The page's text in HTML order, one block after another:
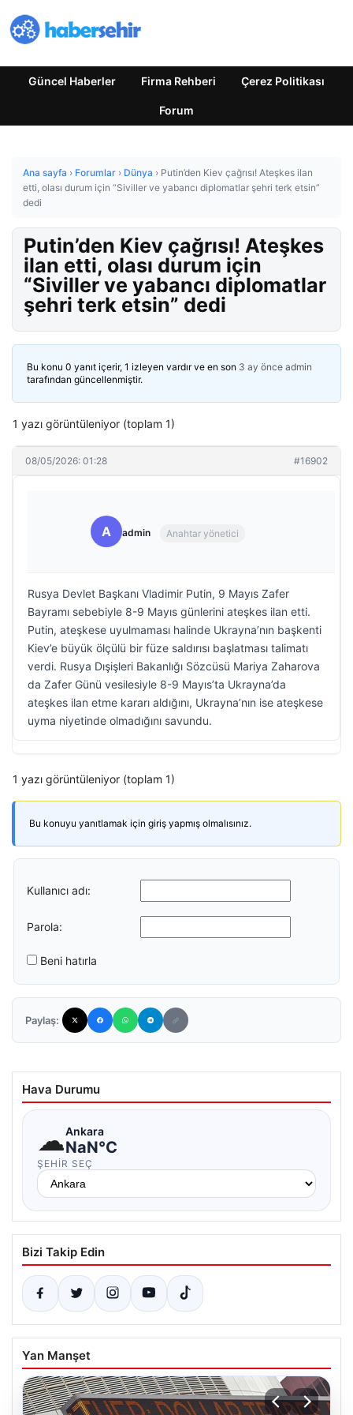
Güncel Haberler Firma Rehberi Çerez Politikası
Forum
Ana sayfa › Forumlar › Dünya › Putin’den Kiev çağrısı! Ateşkes ilan
etti, olası durum için “Siviller ve yabancı diplomatlar şehri terk etsin”
dedi
Putin’den Kiev çağrısı! Ateşkes
ilan etti, olası durum için
“Siviller ve yabancı diplomatlar
şehri terk etsin” dedi
Bu konu 0 yanıt içerir, 1 izleyen vardır ve en son 3 ay önce admin
tarafından güncellenmiştir.
1 yazı görüntüleniyor (toplam 1)
08/05/2026: 01:28 #16902
A admin Anahtar yönetici
Rusya Devlet Başkanı Vladimir Putin, 9 Mayıs Zafer
Bayramı sebebiyle 8-9 Mayıs günlerini ateşkes ilan etti.
Putin, ateşkese uyulmaması halinde Ukrayna’nın başkenti
Kiev’e büyük ölçülü bir füze saldırısı başlatması talimatı
verdi. Rusya Dışişleri Bakanlığı Sözcüsü Mariya Zaharova
da Zafer Günü vesilesiyle 8-9 Mayıs’ta Ukrayna’da
ateşkes ilan etme kararı aldığını, Ukrayna’nın ise ateşkese
uyma niyetinde olmadığını savundu.
1 yazı görüntüleniyor (toplam 1)
Bu konuyu yanıtlamak için giriş yapmış olmalısınız.
Kullanıcı adı:
Parola:
Beni hatırla
Paylaş:
Hava Durumu
☁Ankara
NaN°C
ŞEHIR SEÇ
Bizi Takip Edin
Yan Manşet